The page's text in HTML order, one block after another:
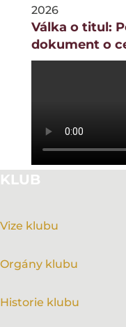
2026
Válka o titul:
dokument o
KLUB
Vize klubu
Orgány klubu
Historie klubu